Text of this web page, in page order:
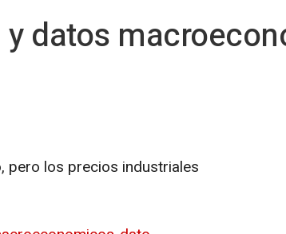
y datos
pero los precios industriales